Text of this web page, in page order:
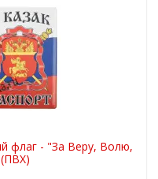
флаг - "За Веру, Волю,